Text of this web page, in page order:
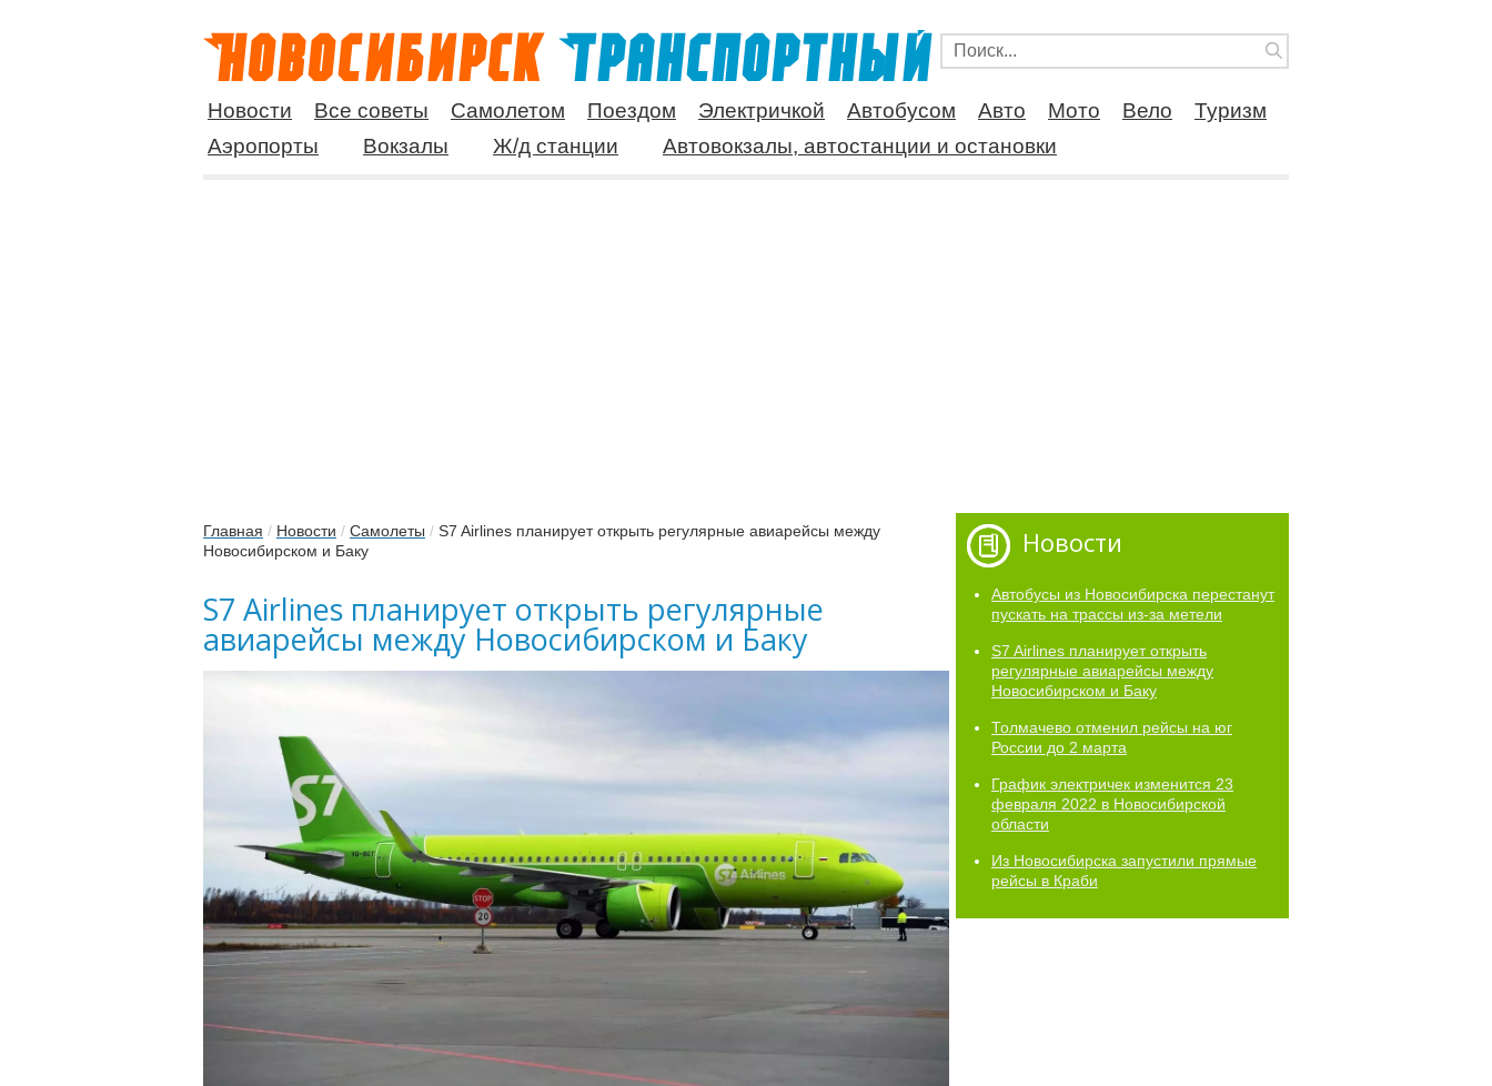
Новости Все советы Самолетом Поездом Электричкой Автобусом Авто Мото Вело
Туризм
Аэропорты
Вокзалы Ж/д станции Автовокзалы, автостанции и остановки
Главная / Новости / Самолеты / S7 Airlines планирует открыть регулярные авиарейсы между
Новосибирском и Баку
S7 Airlines планирует открыть регулярные
авиарейсы между Новосибирском и Баку
Новости
Автобусы из Новосибирска перестанут
пускать на трассы из-за метели
S7 Airlines планирует открыть
регулярные авиарейсы между
Новосибирском и Баку
Толмачево отменил рейсы на юг
России до 2 марта
График электричек изменится 23
февраля 2022 в Новосибирской
области
Из Новосибирска запустили прямые
рейсы в Краби